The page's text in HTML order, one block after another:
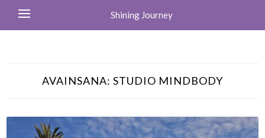
Shining Journey
AVAINSANA: STUDIO MINDBODY